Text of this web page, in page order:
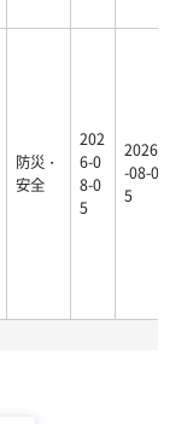
防災・
安全
202
6-0
8-0
5
2026
-08-0
5